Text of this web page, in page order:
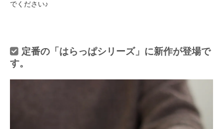
でください♪
定番の「はらっぱシリーズ」に新作が登場で
す。